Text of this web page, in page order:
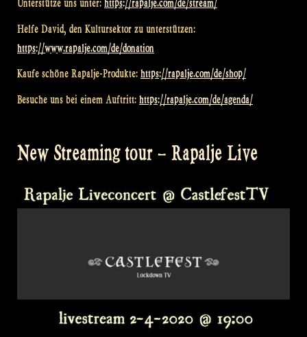
Unterstütze uns unter: https://rapalje.com/de/stream/
Helfe David, den Kultursektor zu unterstützen:
https://www.rapalje.com/de/donation
Kaufe schöne Rapalje-Produkte: https://rapalje.com/de/shop/
Besuche uns bei einem Auftritt: https://rapalje.com/de/agenda/
New Streaming tour – Rapalje Live